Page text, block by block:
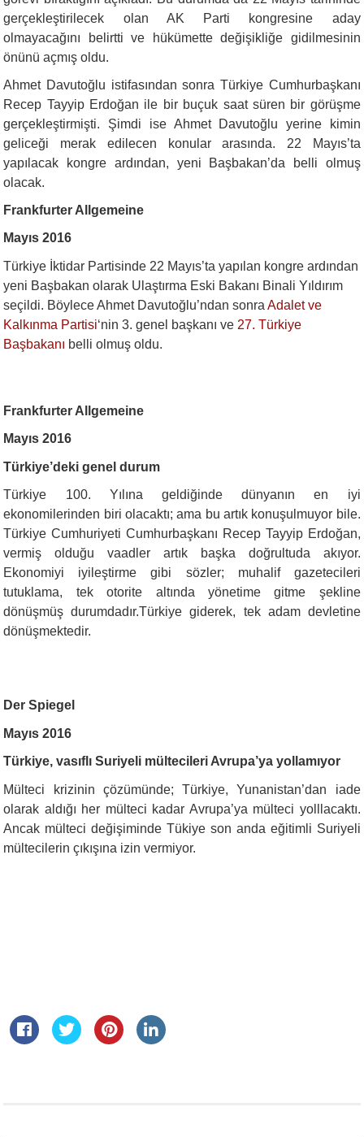
gerçekleştirilecek olan AK Parti kongresine aday
olmayacağını belirtti ve hükümette değişikliğe gidilmesinin
önünü açmış oldu.
Ahmet Davutoğlu istifasından sonra Türkiye Cumhurbaşkanı
Recep Tayyip Erdoğan ile bir buçuk saat süren bir görüşme
gerçekleştirmişti. Şimdi ise Ahmet Davutoğlu yerine kimin
geliceği merak edilecen konular arasında. 22 Mayıs’ta
yapılacak kongre ardından, yeni Başbakan’da belli olmuş
olacak.
Frankfurter Allgemeine
Mayıs 2016
Türkiye İktidar Partisinde 22 Mayıs’ta yapılan kongre ardından
yeni Başbakan olarak Ulaştırma Eski Bakanı Binali Yıldırım
seçildi. Böylece Ahmet Davutoğlu’ndan sonraAdalet ve
Kalkınma Partisi‘nin 3. genel başkanı ve 27. Türkiye
Başbakanı belli olmuş oldu.
Frankfurter Allgemeine
Mayıs 2016
Türkiye’deki genel durum
Türkiye 100. Yılına geldiğinde dünyanın en iyi
ekonomilerinden biri olacaktı; ama bu artık konuşulmuyor bile.
Türkiye Cumhuriyeti Cumhurbaşkanı Recep Tayyip Erdoğan,
vermiş olduğu vaadler artık başka doğrultuda akıyor.
Ekonomiyi iyileştirme gibi sözler; muhalif gazetecileri
tutuklama, tek otorite altında yönetime gitme şekline
dönüşmüş durumdadır.Türkiye giderek, tek adam devletine
dönüşmektedir.
Der Spiegel
Mayıs 2016
Türkiye, vasıflı Suriyeli mültecileri Avrupa’ya yollamıyor
Mülteci krizinin çözümünde; Türkiye, Yunanistan’dan iade
olarak aldığı her mülteci kadar Avrupa’ya mülteci yolllacaktı.
Ancak mülteci değişiminde Tükiye son anda eğitimli Suriyeli
mültecilerin çıkışına izin vermiyor.